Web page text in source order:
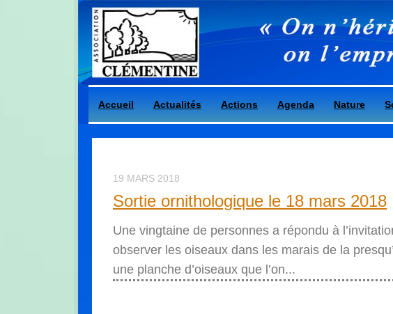
Skip to content
Accueil Actualités Actions Agenda Nature
19 MARS 2018
Sortie ornithologique le 18 mars 2018
Une vingtaine de personnes a répondu à
observer les oiseaux dans les marais de la
une planche d’oiseaux que l’on...